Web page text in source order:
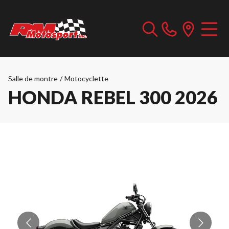
Salle de montre / Motocyclette
HONDA REBEL 300 2026